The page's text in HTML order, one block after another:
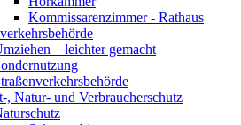
Kommissarenzimmer - Rathaus
– leichter gemacht
, Natur- und Verbraucherschutz